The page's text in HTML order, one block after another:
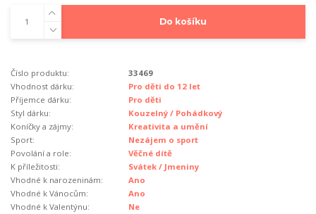
Do košíku
Číslo produktu:
33469
Vhodnost dárku:
Pro děti do 12 let
Příjemce dárku:
Pro děti
Styl dárku:
Kouzelný / Pohádkový
Koníčky a zájmy:
Kreativita a umění
Sport:
Nezájem o sport
Povolání a role:
Věčné dítě
K příležitosti:
Svátek / Jmeniny
Vhodné k narozeninám:
Ano
Vhodné k Vánocům:
Ano
Vhodné k Valentýnu:
Ne